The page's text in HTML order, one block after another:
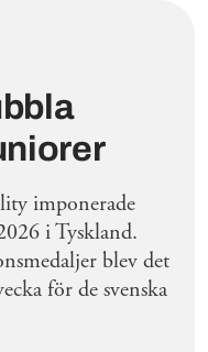
imponerade
i Tyskland.
blev det
för de svenska